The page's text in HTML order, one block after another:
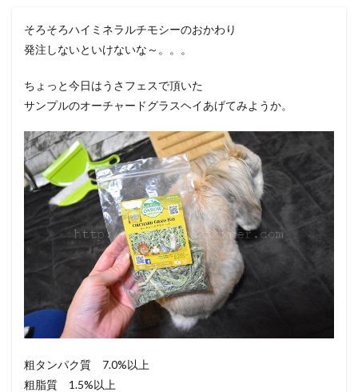
そろそろハイミネラルチモシーのおかわり
発注しないといけないな～。。。
ちょっと今日はうさフェスで頂いた
サンプルのオーチャードグラスヘイあげてみようか。
粗タンパク質 7.0%以上
粗脂質 1.5%以上